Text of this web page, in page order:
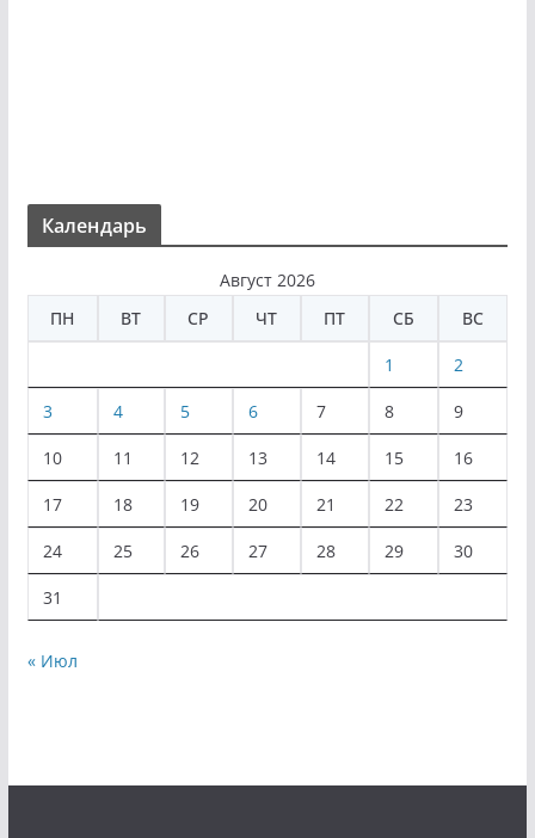
Календарь
Август 2026
ПН
ВТ СР ЧТ ПТ СБ ВС
1 2
3 4 5 6 7 8 9
10 11 12 13 14 15 16
17 18 19 20 21 22 23
24 25 26 27 28 29 30
31
« Июл